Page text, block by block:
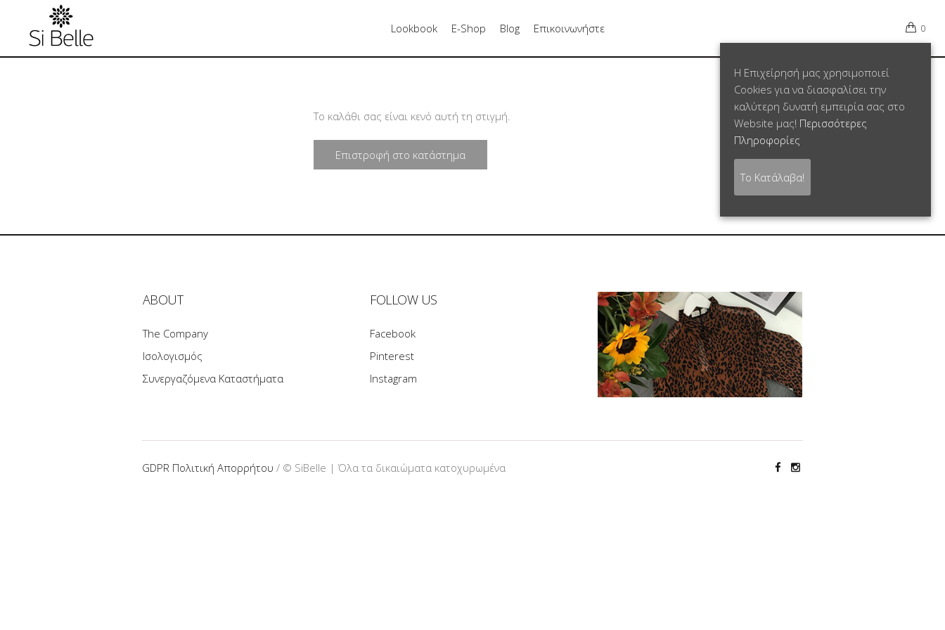
0
Lookbook E-Shop Blog Επικοινωνήστε
Το καλάθι σας είναι κενό αυτή τη στιγμή.
Επιστροφή στο κατάστημα
ABOUT
The Company
Ισολογισμός
Συνεργαζόμενα Καταστήματα
FOLLOW US
Facebook
Pinterest
Instagram
GDPR Πολιτική Απορρήτου / © SiBelle | Όλα τα δικαιώματα κατοχυρωμένα
Η Επιχείρησή μας χρησιμοποιεί
Cookies για να διασφαλίσει την
καλύτερη δυνατή εμπειρία σας στο
Website μας! Περισσότερες
Πληροφορίες
Το Κατάλαβα!